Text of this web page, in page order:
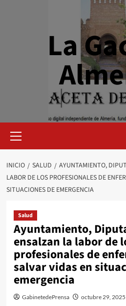
La
primario
INICIO SALUD
AYUNTAMIENTO,
LABOR DE LOS PROFESIONALES DE
SITUACIONES DE EMERGENCIA
Salud
Ayuntamiento,
ensalzan la labor de
profesionales de
salvar vidas en
emergencia
GabinetedePrensa octubre 29, 2025